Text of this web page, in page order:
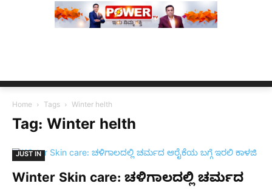
Home Tags Winter helth
Tag: Winter helth
JUST IN
Winter Skin care: ಚಳಿಗಾಲದಲ್ಲಿ ಚರ್ಮದ